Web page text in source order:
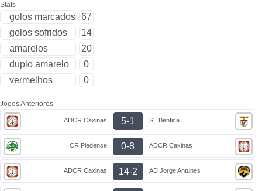
Stats
golos marcados 67
golos sofridos
14
amarelos
20
duplo amarelo
0
vermelhos
0
Jogos Anteriores
ADCR Caxinas 5-1 SL Benfica
CR Piedense 0-8 ADCR Caxinas
ADCR Caxinas 14-2 AD Jorge Antunes